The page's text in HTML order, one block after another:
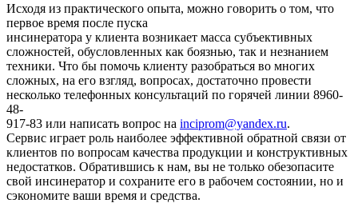
Исходя из практического опыта, можно говорить о том, что
первое время после пуска
инсинератора у клиента возникает масса субъективных
сложностей, обусловленных как боязнью, так и незнанием
техники. Что бы помочь клиенту разобраться во многих
сложных, на его взгляд, вопросах, достаточно провести
несколько телефонных консультаций по горячей линии 8960-
48-
917-83 или написать вопрос на inciprom@yandex.ru.
Сервис играет роль наиболее эффективной обратной связи от
клиентов по вопросам качества продукции и конструктивных
недостатков. Обратившись к нам, вы не только обезопасите
свой инсинератор и сохраните его в рабочем состоянии, но и
сэкономите ваши время и средства.